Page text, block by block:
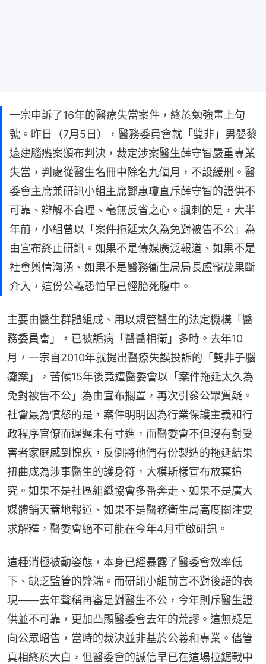
一宗申訴了16年的醫療失當案件，終於勉強畫上句
號。昨日（7月5日），醫務委員會就「雙非」男嬰黎
遠建腦癱案頒布判決，裁定涉案醫生薛守智嚴重專業
失當，判處從醫生名冊中除名九個月，不設緩刑。醫
委會主席兼研訊小組主席鄧惠瓊直斥薛守智的證供不
可靠、辯解不合理、毫無反省之心。諷刺的是，大半
年前，小組曾以「案件拖延太久為免對被告不公」為
由宣布終止研訊。如果不是傳媒廣泛報道、如果不是
社會輿情洶湧、如果不是醫務衞生局局長盧寵茂果斷
介入，這份公義恐怕早已經胎死腹中。
主要由醫生群體組成、用以規管醫生的法定機構「醫
務委員會」，已被詬病「醫醫相衛」多時。去年10
月，一宗自2010年就提出醫療失誤投訴的「雙非子腦
癱案」，苦候15年後竟遭醫委會以「案件拖延太久為
免對被告不公」為由宣布擱置，再次引發公眾質疑。
社會最為憤怒的是，案件明明因為行業保護主義和行
政程序官僚而遲遲未有寸進，而醫委會不但沒有對受
害者家庭感到愧疚，反倒將他們有份製造的拖延結果
扭曲成為涉事醫生的護身符，大模斯樣宣布放棄追
究。如果不是社區組織協會多番奔走、如果不是廣大
媒體鋪天蓋地報道、如果不是醫務衛生局高度關注要
求解釋，醫委會絕不可能在今年4月重啟研訊。
這種消極被動姿態，本身已經暴露了醫委會效率低
下、缺乏監管的弊端。而研訊小組前言不對後語的表
現——去年聲稱再審是對醫生不公，今年則斥醫生證
供並不可靠，更加凸顯醫委會去年的荒謬。這無疑是
向公眾昭告，當時的裁決並非基於公義和專業。儘管
真相終於大白，但醫委會的誠信早已在這場拉鋸戰中